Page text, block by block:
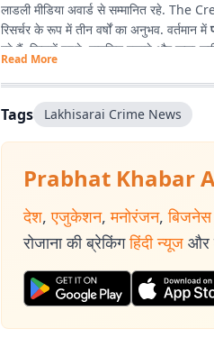
लाडली मीडिया अवार्ड से सम्मानित रहे.
रिसर्चर के रूप में तीन वर्षों का अनुभव. वर्तमान में
रहे हैं. किताबें पढ़ने, वायलिन बजाने और कला-
राजनीतिक दृष्टि से समझने में विशेष दिलचस्पी.
Read More
Tags Lakhisarai Crime News
Prabhat Khabar
देश, एजुकेशन, मनोरंजन,
रोजाना की ब्रेकिंग हिंदी न्यूज और